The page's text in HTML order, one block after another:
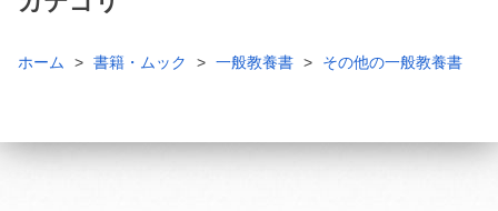
ホーム 書籍・ムック 一般教養書 その他の一般教養書